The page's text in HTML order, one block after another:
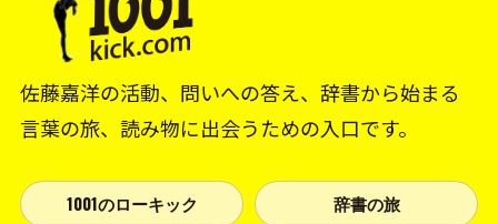
佐藤嘉洋の活動、問いへの答え、辞書から始まる
言葉の旅、読み物に出会うための入口です。
1001のローキック 辞書の旅